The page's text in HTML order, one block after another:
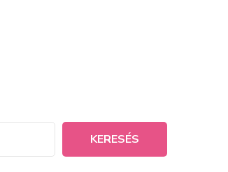
KERESÉS